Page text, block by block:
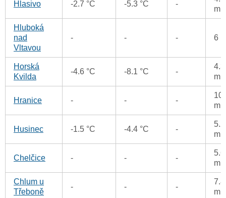
Hlasivo -2.7 °C -5.3 °C -
Hluboká
nad
Vltavou
- - - 6
Horská
Kvilda
-4.6 °C -8.1 °C -
4.3
Hranice - - -
Husinec -1.5 °C -4.4 °C -
5.2
Chelčice - - -
5.6
Chlum u
Třeboně
- - -
7.8